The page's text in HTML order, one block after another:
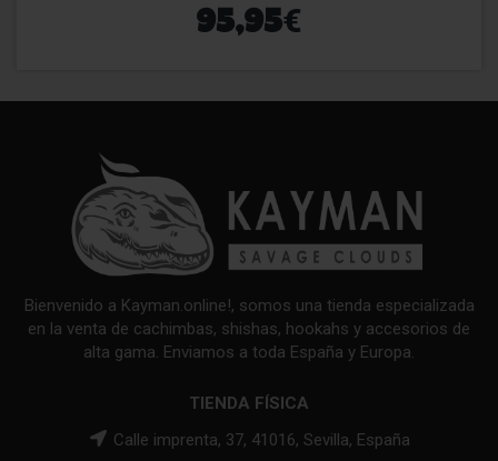
95,95€
Bienvenido a Kayman.online!, somos una tienda especializada
en la venta de cachimbas, shishas, hookahs y accesorios de
alta gama. Enviamos a toda España y Europa.
TIENDA FÍSICA
Calle imprenta, 37, 41016, Sevilla, España